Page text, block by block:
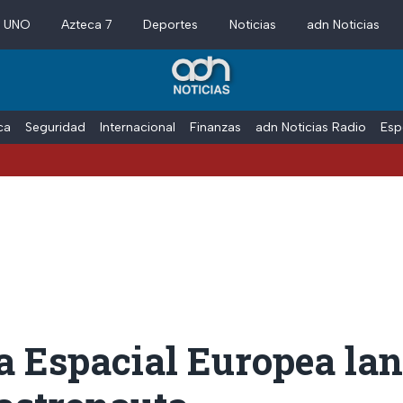
Azteca 7 Deportes Noticias adn Noticias
Seguridad Internacional Finanzas adn Noticias Radio
Espacial Europea